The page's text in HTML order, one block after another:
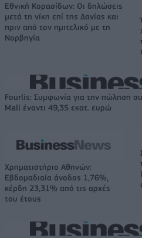
Εθνική Κορασίδων: Οι δηλώσεις
μετά τη νίκη επί της Δανίας και
πριν από τον ημιτελικό με τη
Νορβηγία
Fourlis: Συμφωνία για την πώληση
Mall έναντι 49,35 εκατ. ευρώ
Χρηματιστήριο Αθηνών:
Εβδομαδιαία άνοδος 1,76%,
κέρδη 23,31% από τις αρχές
του έτους